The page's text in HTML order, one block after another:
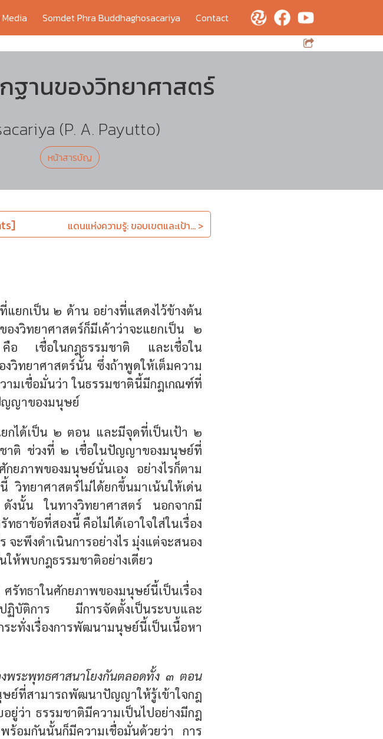
Somdet Phra Buddhaghosacariya
Contact
ฐานของวิทยาศาสตร์
(P. A. Payutto)
หน้าสารบัญ
แดนแห่งความรู้: ขอบเขตและเป้า... >
ยกเป็น ๒ ด้าน อย่างที่แสดงไว้ข้างต้น
งวิทยาศาสตร์ก็มีเค้าว่าจะแยกเป็น ๒
คือ เชื่อในกฎธรรมชาติ และเชื่อใน
วิทยาศาสตร์นั้น ซึ่งถ้าพูดให้เต็มความ
ามเชื่อมั่นว่า ในธรรมชาตินี้มีกฎเกณฑ์ที่
ญญาของมนุษย์
กได้เป็น ๒ ตอน และมีจุดที่เป็นเป้า ๒
าติ ช่วงที่ ๒ เชื่อในปัญญาของมนุษย์ที่
กยภาพของมนุษย์นั่นเอง อย่างไรก็ตาม
วิทยาศาสตร์ไม่ได้ยกขึ้นมาเน้นให้เด่น
งนั้น ในทางวิทยาศาสตร์ นอกจากมี
ธาข้อที่สองนี้ คือไม่ได้เอาใจใส่ในเรื่อง
จะพึงดำเนินการอย่างไร มุ่งแต่จะสนอง
ให้พบกฎธรรมชาติอย่างเดียว
ทธาในศักยภาพของมนุษย์นี้เป็นเรื่อง
ฏิบัติการ มีการจัดตั้งเป็นระบบและ
งเรื่องการพัฒนามนุษย์นี้เป็นเนื้อหา
พระพุทธศาสนาโยงกันตลอดทั้ง ๓ ตอน
ที่สามารถพัฒนาปัญญาให้รู้เข้าใจกฎ
ยู่ว่า ธรรมชาติมีความเป็นไปอย่างมีกฎ
ร้อมกันนั้นก็มีความเชื่อมั่นด้วยว่า การ